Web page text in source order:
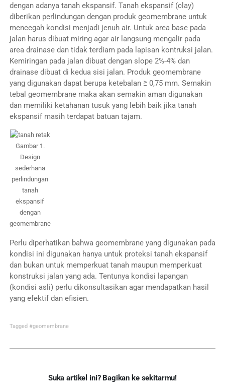
dengan adanya tanah ekspansif. Tanah ekspansif (clay)
diberikan perlindungan dengan produk geomembrane untuk
mencegah kondisi menjadi jenuh air. Untuk area base pada
jalan harus dibuat miring agar air langsung mengalir pada
area drainase dan tidak terdiam pada lapisan kontruksi jalan.
Kemiringan pada jalan dibuat dengan slope 2%-4% dan
drainase dibuat di kedua sisi jalan. Produk geomembrane
yang digunakan dapat berupa ketebalan ≥ 0,75 mm. Semakin
tebal geomembrane maka akan semakin aman digunakan
dan memiliki ketahanan tusuk yang lebih baik jika tanah
ekspansif masih terdapat batuan tajam.
Gambar 1.
Design
sederhana
perlindungan
tanah
ekspansif
dengan
geomembrane
Perlu diperhatikan bahwa geomembrane yang digunakan pada
kondisi ini digunakan hanya untuk proteksi tanah ekspansif
dan bukan untuk memperkuat tanah maupun memperkuat
konstruksi jalan yang ada. Tentunya kondisi lapangan
(kondisi asli) perlu dikonsultasikan agar mendapatkan hasil
yang efektif dan efisien.
Tagged #geomembrane
Suka artikel ini? Bagikan ke sekitarmu!